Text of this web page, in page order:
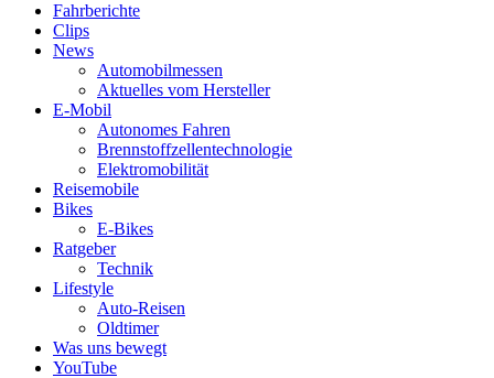
Fahrberichte
Clips
News
Automobilmessen
Aktuelles vom Hersteller
E-Mobil
Autonomes Fahren
Brennstoffzellentechnologie
Elektromobilität
Reisemobile
Bikes
E-Bikes
Ratgeber
Technik
Lifestyle
Auto-Reisen
Oldtimer
Was uns bewegt
YouTube